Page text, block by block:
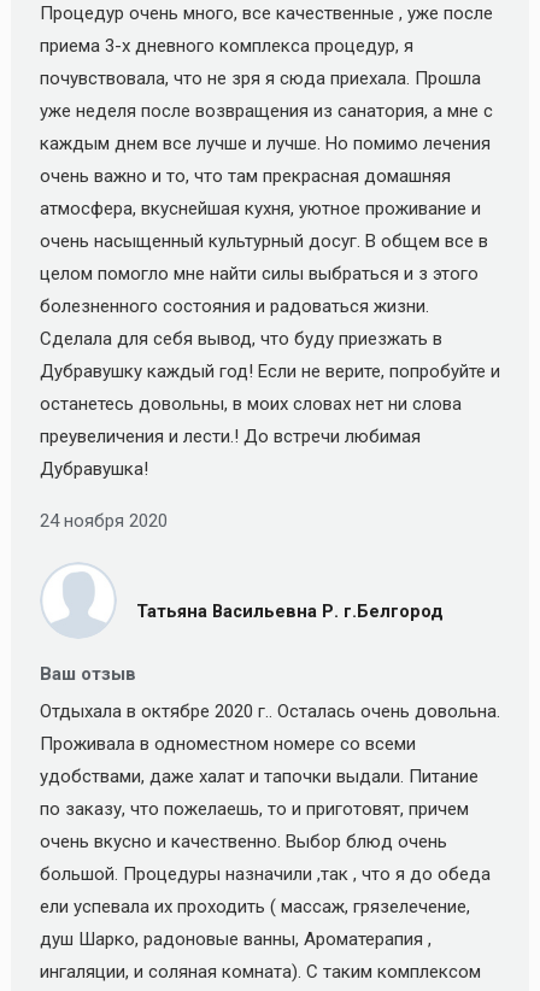
Процедур очень много, все качественные , уже после
приема 3-х дневного комплекса процедур, я
почувствовала, что не зря я сюда приехала. Прошла
уже неделя после возвращения из санатория, а мне с
каждым днем все лучше и лучше. Но помимо лечения
очень важно и то, что там прекрасная домашняя
атмосфера, вкуснейшая кухня, уютное проживание и
очень насыщенный культурный досуг. В общем все в
целом помогло мне найти силы выбраться и з этого
болезненного состояния и радоваться жизни.
Сделала для себя вывод, что буду приезжать в
Дубравушку каждый год! Если не верите, попробуйте и
останетесь довольны, в моих словах нет ни слова
преувеличения и лести.! До встречи любимая
Дубравушка!
24 ноября 2020
Татьяна Васильевна Р. г.Белгород
Ваш отзыв
Отдыхала в октябре 2020 г.. Осталась очень довольна.
Проживала в одноместном номере со всеми
удобствами, даже халат и тапочки выдали. Питание
по заказу, что пожелаешь, то и приготовят, причем
очень вкусно и качественно. Выбор блюд очень
большой. Процедуры назначили ,так , что я до обеда
ели успевала их проходить ( массаж, грязелечение,
душ Шарко, радоновые ванны, Ароматерапия ,
ингаляции, и соляная комната). С таким комплексом